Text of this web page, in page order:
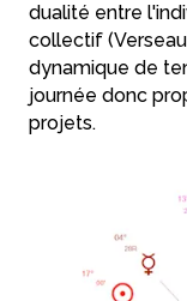
dualité entre
collectif
dynamique de
journée donc
projets.